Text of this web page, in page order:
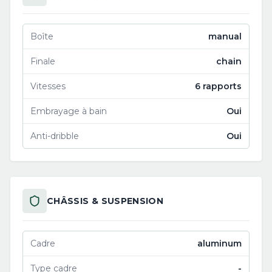
Boîte manual
Finale chain
Vitesses 6 rapports
Embrayage à bain Oui
Anti-dribble Oui
CHÂSSIS & SUSPENSION
Cadre aluminum
Type cadre -